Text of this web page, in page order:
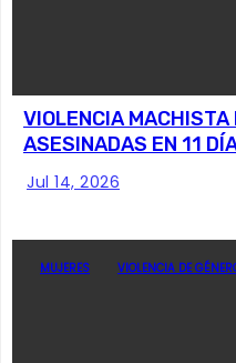
VIOLENCIA
ASESINADAS EN 11
Jul 14, 2026
MUJERES VIOLENCIA DE